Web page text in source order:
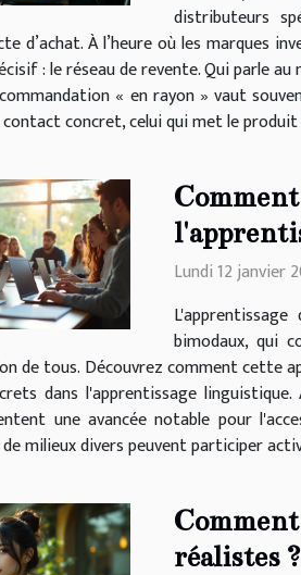
distributeurs
d’achat. À l’heure où les marques
: le réseau de revente. Qui parle
« en rayon » vaut
concret, celui qui met le produit
Lundi 12 janvier
bimodaux, qui
de tous. Découvrez comment cette
dans l'apprentissage
une avancée notable pour
milieux divers peuvent participer
réalistes ?